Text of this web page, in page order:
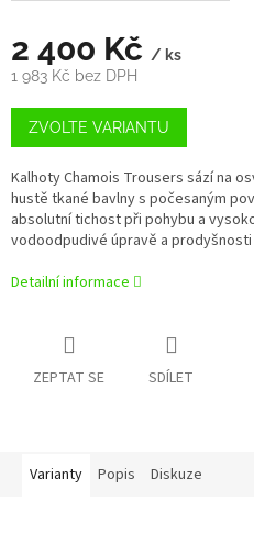
2 400 Kč / ks
1 983 Kč bez DPH
Měrná
cena:
ZVOLTE VARIANTU
Kalhoty Chamois Trousers sází na
hustě tkané bavlny s počesaným
absolutní tichost při pohybu a
vodoodpudivé úpravě a
Detailní informace
ZEPTAT SE SDÍLET
Varianty Popis Diskuze